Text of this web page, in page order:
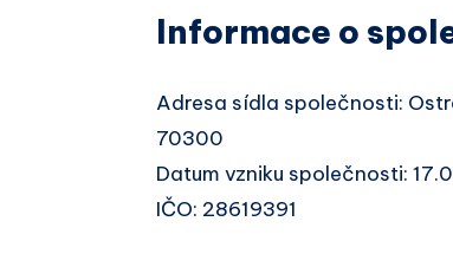
Informace o
Adresa sídla společnosti:
70300
Datum vzniku společnosti:
IČO: 28619391